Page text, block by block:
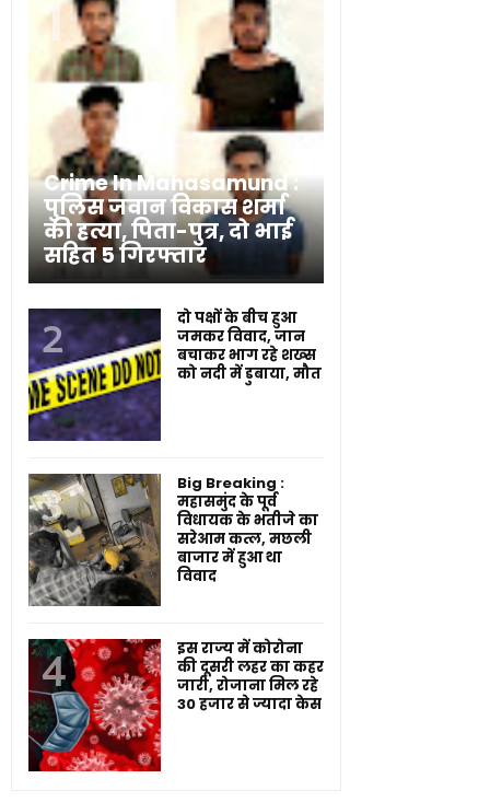
Crime In Mahasamund :
पुलिस जवान विकास शर्मा
की हत्या, पिता-पुत्र, दो भाई
सहित 5 गिरफ्तार
दो पक्षों के बीच हुआ
जमकर विवाद, जान
बचाकर भाग रहे शख्स
को नदी में डुबाया, मौत
Big Breaking :
महासमुंद के पूर्व
विधायक के भतीजे का
सरेआम कत्ल, मछली
बाजार में हुआ था
विवाद
इस राज्य में कोरोना
की दूसरी लहर का कहर
जारी, रोजाना मिल रहे
30 हजार से ज्यादा केस